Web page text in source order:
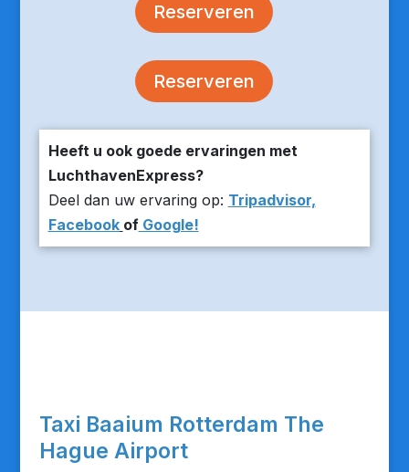
Reserveren
Reserveren
Heeft u ook goede ervaringen met
LuchthavenExpress?
Deel dan uw ervaring op: Tripadvisor,
Facebook ofGoogle!
Taxi Baaium Rotterdam The
Hague Airport